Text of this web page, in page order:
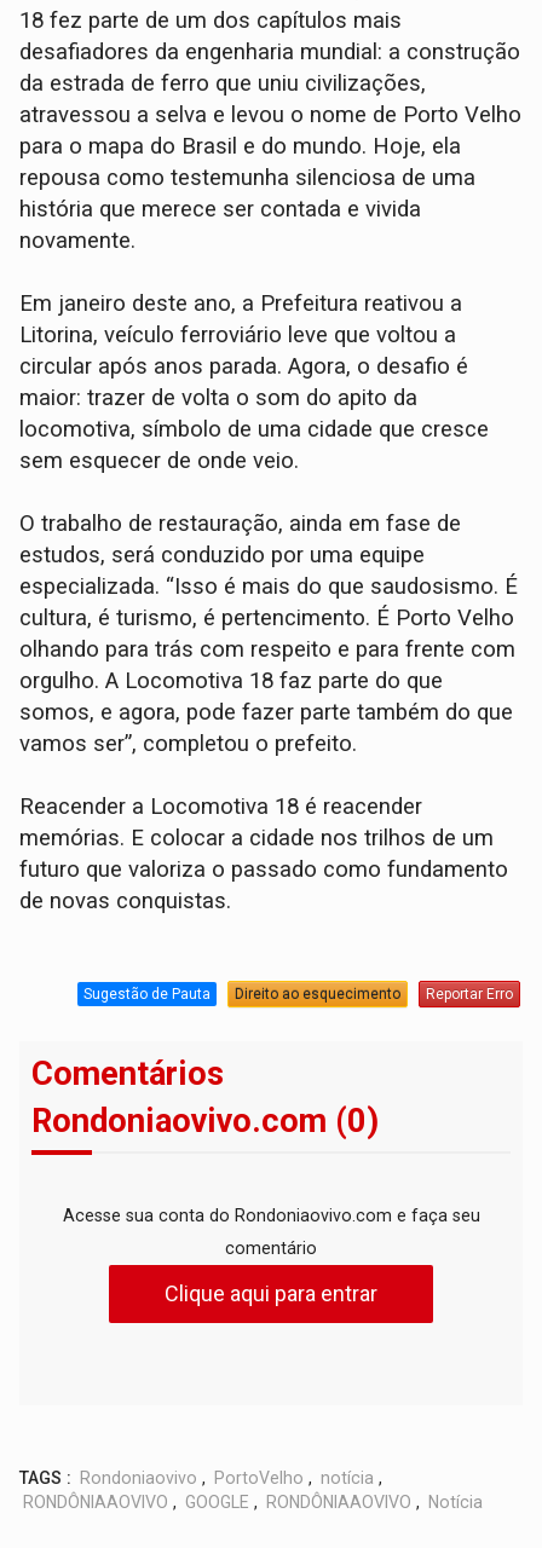
18 fez parte de um dos capítulos mais
desafiadores da engenharia mundial: a construção
da estrada de ferro que uniu civilizações,
atravessou a selva e levou o nome de Porto Velho
para o mapa do Brasil e do mundo. Hoje, ela
repousa como testemunha silenciosa de uma
história que merece ser contada e vivida
novamente.
Em janeiro deste ano, a Prefeitura reativou a
Litorina, veículo ferroviário leve que voltou a
circular após anos parada. Agora, o desafio é
maior: trazer de volta o som do apito da
locomotiva, símbolo de uma cidade que cresce
sem esquecer de onde veio.
O trabalho de restauração, ainda em fase de
estudos, será conduzido por uma equipe
especializada. “Isso é mais do que saudosismo. É
cultura, é turismo, é pertencimento. É Porto Velho
olhando para trás com respeito e para frente com
orgulho. A Locomotiva 18 faz parte do que
somos, e agora, pode fazer parte também do que
vamos ser”, completou o prefeito.
Reacender a Locomotiva 18 é reacender
memórias. E colocar a cidade nos trilhos de um
futuro que valoriza o passado como fundamento
de novas conquistas.
Sugestão de Pauta Direito ao esquecimento Reportar Erro
Comentários
Rondoniaovivo.com (0)
Acesse sua conta do Rondoniaovivo.com e faça seu
comentário
Clique aqui para entrar
TAGS : Rondoniaovivo , PortoVelho , notícia ,
RONDÔNIAAOVIVO , GOOGLE , RONDÔNIAAOVIVO , Notícia